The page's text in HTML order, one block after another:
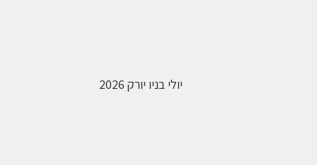
יולי בניו יורק 2026